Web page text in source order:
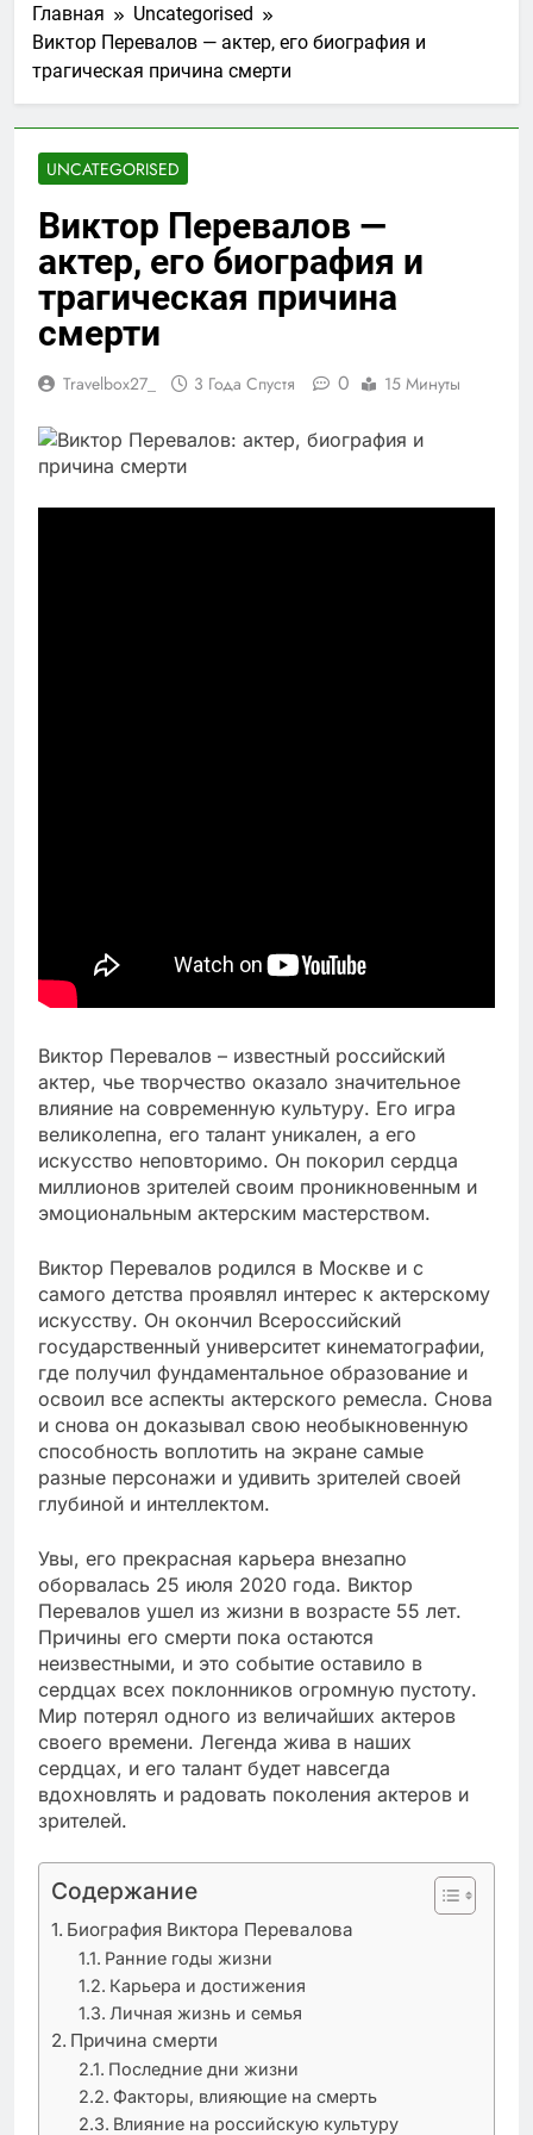
Главная
Uncategorised
Виктор Перевалов — актер, его биография и
трагическая причина смерти
UNCATEGORISED
Виктор Перевалов —
актер, его биография и
трагическая причина
смерти
Travelbox27_ 3 Года Спустя 0 15 Минуты
Виктор Перевалов – известный российский
актер, чье творчество оказало значительное
влияние на современную культуру. Его игра
великолепна, его талант уникален, а его
искусство неповторимо. Он покорил сердца
миллионов зрителей своим проникновенным и
эмоциональным актерским мастерством.
Виктор Перевалов родился в Москве и с
самого детства проявлял интерес к актерскому
искусству. Он окончил Всероссийский
государственный университет кинематографии,
где получил фундаментальное образование и
освоил все аспекты актерского ремесла. Снова
и снова он доказывал свою необыкновенную
способность воплотить на экране самые
разные персонажи и удивить зрителей своей
глубиной и интеллектом.
Увы, его прекрасная карьера внезапно
оборвалась 25 июля 2020 года. Виктор
Перевалов ушел из жизни в возрасте 55 лет.
Причины его смерти пока остаются
неизвестными, и это событие оставило в
сердцах всех поклонников огромную пустоту.
Мир потерял одного из величайших актеров
своего времени. Легенда жива в наших
сердцах, и его талант будет навсегда
вдохновлять и радовать поколения актеров и
зрителей.
Содержание
Биография Виктора Перевалова
Ранние годы жизни
Карьера и достижения
Личная жизнь и семья
Причина смерти
Последние дни жизни
Факторы, влияющие на смерть
Влияние на российскую культуру